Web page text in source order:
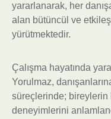
yararlanarak, her
alan bütüncül ve
yürütmektedir.
Çalışma hayatında
Yorulmaz,
süreçlerinde; bireylerin
deneyimlerini